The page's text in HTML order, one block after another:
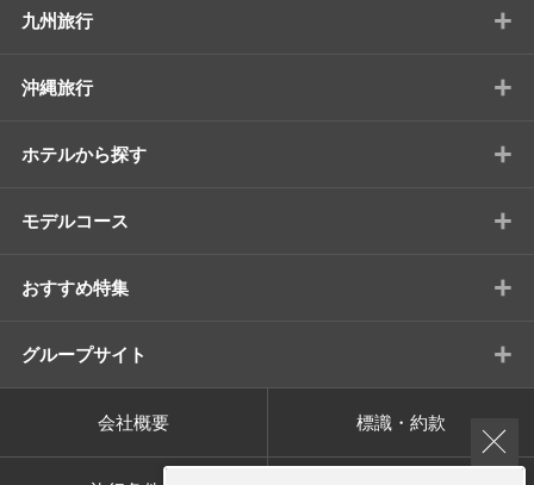
九州旅行 +
沖縄旅行 +
ホテルから探す +
モデルコース +
おすすめ特集 +
グループサイト +
会社概要 標識・約款